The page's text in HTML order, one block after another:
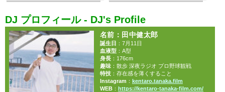
DJ プロフィール - DJ's Profile
名前 ：田中健太郎
誕生日 ：7月11日
血液型：A型
身長：176cm
趣味：散歩 深夜ラジオ プロ野球観戦
特技：存在感を薄くすること
Instagram ： kentaro.tanaka.film
WEB： https://kentaro-tanaka-film.com/